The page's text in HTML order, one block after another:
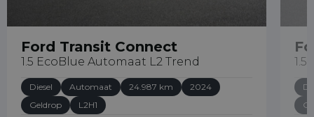
Ford Transit Connect
1.5 EcoBlue Automaat L2 Trend
Diesel Automaat 24.987 km
2024
Geldrop
L2H1
1.5